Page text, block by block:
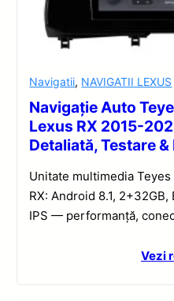
Navigatii, NAVIGATII LEXUS
Navigație Auto
Lexus RX 2015-
Detaliată, Testare
Unitate multimedia
RX: Android 8.1,
IPS — performanță,
Vezi